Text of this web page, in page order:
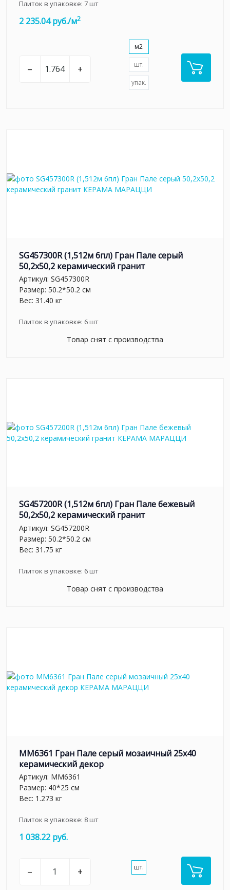
Плиток в упаковке: 7шт
2 235.04 руб./м2
– +
м2
шт.
упак.
SG457300R (1,512м 6пл) Гран Пале серый
50,2x50,2 керамический гранит
Артикул: SG457300R
Размер: 50.2*50.2 см
Вес: 31.40 кг
Плиток в упаковке: 6шт
Товар снят с производства
SG457200R (1,512м 6пл) Гран Пале бежевый
50,2x50,2 керамический гранит
Артикул: SG457200R
Размер: 50.2*50.2 см
Вес: 31.75 кг
Плиток в упаковке: 6шт
Товар снят с производства
MM6361 Гран Пале серый мозаичный 25x40
керамический декор
Артикул: MM6361
Размер: 40*25 см
Вес: 1.273 кг
Плиток в упаковке: 8шт
1 038.22 руб.
– + шт.